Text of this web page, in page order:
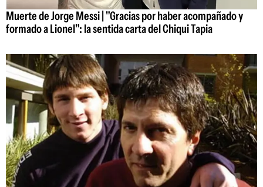
Muerte de Jorge Messi | "Gracias por haber acompañado y
formado a Lionel": la sentida carta del Chiqui Tapia